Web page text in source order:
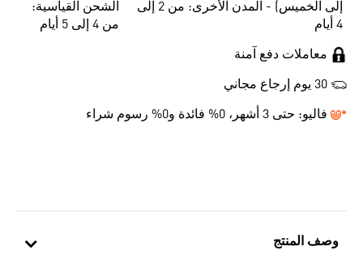
وصف المنتج
إلى الخميس) - المدن الأخرى: من 2 إلى
4 أيام
الشحن القياسية:
من 4 إلى 5 أيام
معاملات دفع آمنة
فاليو: حتى 3 أشهر، 0% فائدة و0% رسوم شراء